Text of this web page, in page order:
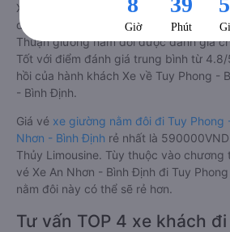
Xe An Nhơn - Bình Định Tuy Phong -
đôi tốt nhất: Xe từ An Nhơn - Bình Định
Thuận giường nằm đôi được đánh giá
Tốt với điểm đánh giá trung bình từ
hồi của hành khách Xe về Tuy Phong -
- Bình Định.
Giá vé xe giường nằm đôi đi Tuy Phong
Nhơn - Bình Định rẻ nhất là
Thủy Limousine. Tùy thuộc vào chương
vé Xe An Nhơn - Bình Định đi Tuy
nằm đôi này có thể sẽ rẻ hơn.
Tư vấn TOP 4 xe khách